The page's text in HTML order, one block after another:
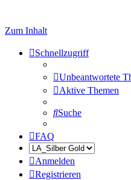
Zum Inhalt
Schnellzugriff
Unbeantwortete
Aktive Themen
Suche
FAQ
Anmelden
Registrieren